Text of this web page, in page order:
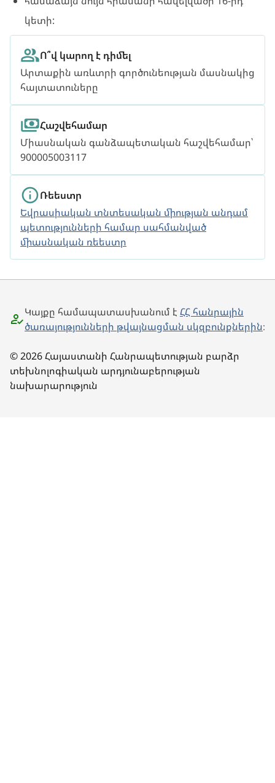
կետի:
Ո՞վ կարող է դիմել
Արտաքին առևտրի գործունեության մասնակից
հայտատուները
Հաշվեհամար
Միասնական գանձապետական հաշվեհամար՝
900005003117
Ռեեստր
Եվրասիական տնտեսական միության անդամ
պետությունների համար սահմանված
միասնական ռեեստր
Կայքը համապատասխանում է ՀՀ հանրային
ծառայությունների թվայնացման սկզբունքներին։
© 2026 Հայաստանի Հանրապետության բարձր
տեխնոլոգիական արդյունաբերության
նախարարություն